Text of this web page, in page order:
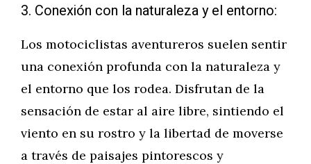
3. Conexión con la naturaleza y el entorno:
Los motociclistas aventureros suelen sentir
una conexión profunda con la naturaleza y
el entorno que los rodea. Disfrutan de la
sensación de estar al aire libre, sintiendo el
viento en su rostro y la libertad de moverse
a través de paisajes pintorescos y